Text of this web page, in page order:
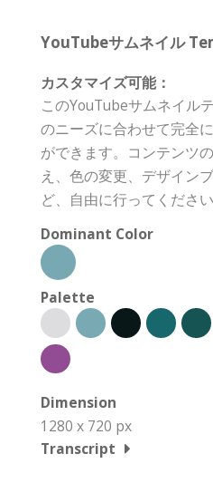
YouTubeサムネイル
カスタマイズ可能：
このYouTubeサムネイル
のニーズに合わせて完全
ができます。コンテンツ
え、色の変更、デザイン
ど、自由に行ってください
Dominant Color
Palette
Dimension
1280 x 720 px
Transcript